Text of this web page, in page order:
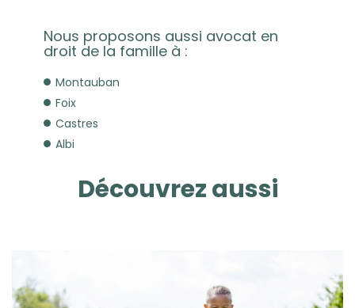
Nous proposons aussi avocat en
droit de la famille à :
Montauban
Foix
Castres
Albi
Découvrez aussi